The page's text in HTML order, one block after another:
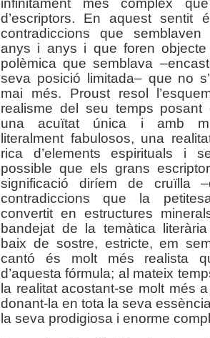
infinitament més complex
d’escriptors. En aquest sentit
contradiccions que semblaven
anys i anys i que foren objecte
polèmica que semblava
seva posició limitada– que no
mai més. Proust resol
realisme del seu temps posant
una acuïtat única i amb
literalment fabulosos, una
rica d’elements espirituals i
possible que els grans
significació diríem de cruïlla
contradiccions que la
convertit en estructures
bandejat de la temàtica
baix de sostre, estricte, em
cantó és molt més realista
d’aquesta fórmula; al mateix
la realitat acostant-se molt més
donant-la en tota la seva
la seva prodigiosa i enorme